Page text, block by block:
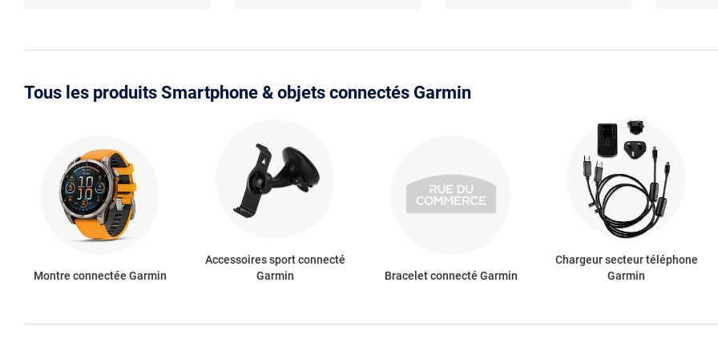
Tous les produits Smartphone & objets connectés Garmin
Montre connectée Garmin
Accessoires sport connecté
Garmin
Bracelet connecté Garmin
Chargeur secteur téléphone
Garmin